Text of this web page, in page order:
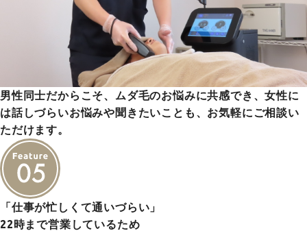
男性同士だからこそ、ムダ毛のお悩みに共感でき、女性に
は話しづらいお悩みや聞きたいことも、お気軽にご相談い
ただけます。
「仕事が忙しくて通いづらい」
22時まで営業しているため